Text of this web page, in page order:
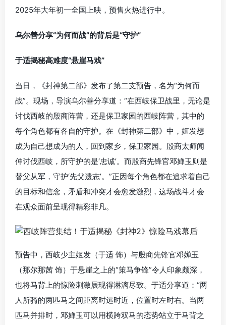
2025年大年初一全国上映，预售火热进行中。
乌尔善分享“为何而战”的背后是“守护”
于适揭秘高难度“悬崖马戏”
当日，《封神第二部》发布了第二支预告，名为“为何而
战”。现场，导演乌尔善分享道：“在西岐保卫战里，无论是
讨伐西岐的殷商阵营，还是保卫家园的西岐阵营，其中的
每个角色都有各自的守护。在《封神第二部》中，姬发想
成为自己想成为的人，回到家乡，保卫家园。殷商太师闻
仲讨伐西岐，所守护的是‘忠诚’。而殷商先锋官邓婵玉则是
替父从军，守护‘先父遗志’。”正因每个角色都在追求着自己
的目标和信念，矛盾和冲突才会愈发激烈，这场战斗才会
在观众面前呈现得精彩非凡。
预告中，西岐少主姬发（于适 饰）与殷商先锋官邓婵玉
（那尔那茜 饰）于悬崖之上的“策马争锋”令人印象颇深，
也将马背上的惊险刺激展现得淋漓尽致。于适分享道：“两
人所骑的两匹马之间距离时远时近，位置时左时右。当两
匹马并排时，邓婵玉可以用横跨双马的态势站立于马背之